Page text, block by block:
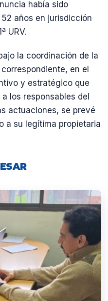
había sido
años en jurisdicción
URV.
la coordinación de la
en el
y estratégico que
los responsables del
actuaciones, se prevé
a su legítima propietaria